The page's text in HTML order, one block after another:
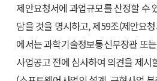
제안요청서에 과업규모를 산정할 수
담을 것을 명시하고, 제59조(제안요
에서는 과학기술정보통신부장관 또
사업공고 전에 심사하여 의견을 제시